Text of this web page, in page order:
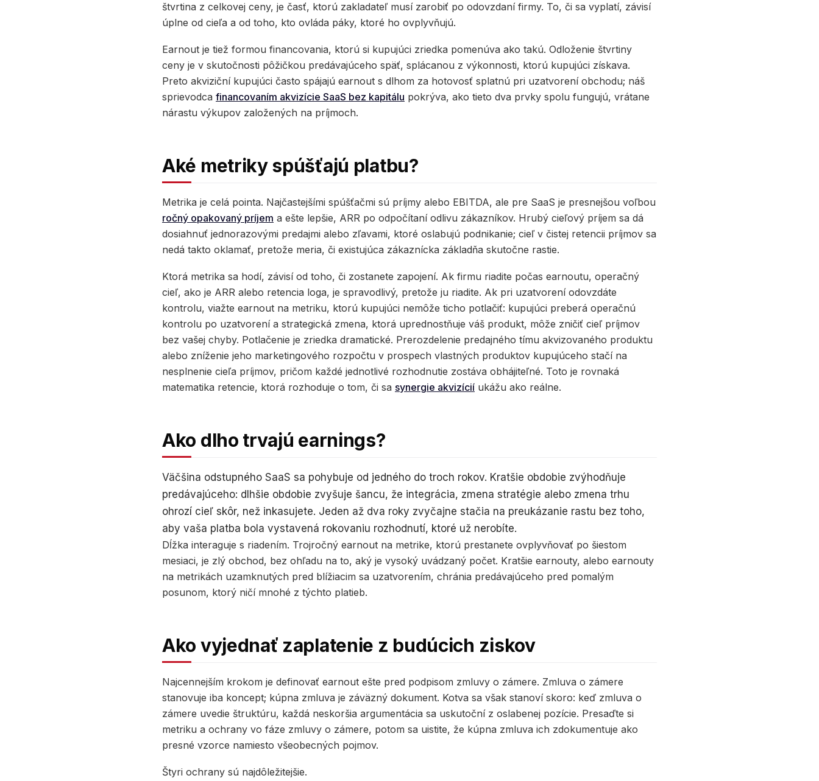
štvrtina z celkovej ceny, je časť, ktorú zakladateľ musí zarobiť po odovzdaní firmy. To, či sa vyplatí, závisí
úplne od cieľa a od toho, kto ovláda páky, ktoré ho ovplyvňujú.
Earnout je tiež formou financovania, ktorú si kupujúci zriedka pomenúva ako takú. Odloženie štvrtiny
ceny je v skutočnosti pôžičkou predávajúceho späť, splácanou z výkonnosti, ktorú kupujúci získava.
Preto akviziční kupujúci často spájajú earnout s dlhom za hotovosť splatnú pri uzatvorení obchodu; náš
sprievodca financovaním akvizície SaaS bez kapitálu pokrýva, ako tieto dva prvky spolu fungujú, vrátane
nárastu výkupov založených na príjmoch.
Aké metriky spúšťajú platbu?
Metrika je celá pointa. Najčastejšími spúšťačmi sú príjmy alebo EBITDA, ale pre SaaS je presnejšou voľbou
ročný opakovaný príjem a ešte lepšie, ARR po odpočítaní odlivu zákazníkov. Hrubý cieľový príjem sa dá
dosiahnuť jednorazovými predajmi alebo zľavami, ktoré oslabujú podnikanie; cieľ v čistej retencii príjmov sa
nedá takto oklamať, pretože meria, či existujúca zákaznícka základňa skutočne rastie.
Ktorá metrika sa hodí, závisí od toho, či zostanete zapojení. Ak firmu riadite počas earnoutu, operačný
cieľ, ako je ARR alebo retencia loga, je spravodlivý, pretože ju riadite. Ak pri uzatvorení odovzdáte
kontrolu, viažte earnout na metriku, ktorú kupujúci nemôže ticho potlačiť: kupujúci preberá operačnú
kontrolu po uzatvorení a strategická zmena, ktorá uprednostňuje váš produkt, môže zničiť cieľ príjmov
bez vašej chyby. Potlačenie je zriedka dramatické. Prerozdelenie predajného tímu akvizovaného produktu
alebo zníženie jeho marketingového rozpočtu v prospech vlastných produktov kupujúceho stačí na
nesplnenie cieľa príjmov, pričom každé jednotlivé rozhodnutie zostáva obhájiteľné. Toto je rovnaká
matematika retencie, ktorá rozhoduje o tom, či sa synergie akvizícií ukážu ako reálne.
Ako dlho trvajú earnings?
Väčšina odstupného SaaS sa pohybuje od jedného do troch rokov. Kratšie obdobie zvýhodňuje
predávajúceho: dlhšie obdobie zvyšuje šancu, že integrácia, zmena stratégie alebo zmena trhu
ohrozí cieľ skôr, než inkasujete. Jeden až dva roky zvyčajne stačia na preukázanie rastu bez toho,
aby vaša platba bola vystavená rokovaniu rozhodnutí, ktoré už nerobíte.
Dĺžka interaguje s riadením. Trojročný earnout na metrike, ktorú prestanete ovplyvňovať po šiestom
mesiaci, je zlý obchod, bez ohľadu na to, aký je vysoký uvádzaný počet. Kratšie earnouty, alebo earnouty
na metrikách uzamknutých pred blížiacim sa uzatvorením, chránia predávajúceho pred pomalým
posunom, ktorý ničí mnohé z týchto platieb.
Ako vyjednať zaplatenie z budúcich ziskov
Najcennejším krokom je definovať earnout ešte pred podpisom zmluvy o zámere. Zmluva o zámere
stanovuje iba koncept; kúpna zmluva je záväzný dokument. Kotva sa však stanoví skoro: keď zmluva o
zámere uvedie štruktúru, každá neskoršia argumentácia sa uskutoční z oslabenej pozície. Presaďte si
metriku a ochrany vo fáze zmluvy o zámere, potom sa uistite, že kúpna zmluva ich zdokumentuje ako
presné vzorce namiesto všeobecných pojmov.
Štyri ochrany sú najdôležitejšie.